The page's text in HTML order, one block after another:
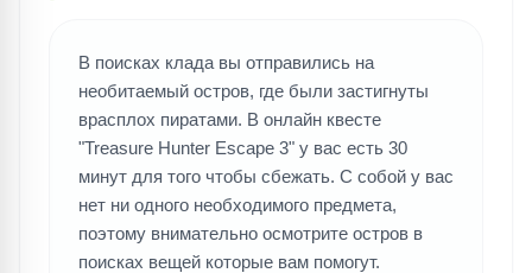
В поисках клада вы отправились на
необитаемый остров, где были застигнуты
врасплох пиратами. В онлайн квесте
"Treasure Hunter Escape 3" у вас есть 30
минут для того чтобы сбежать. С собой у вас
нет ни одного необходимого предмета,
поэтому внимательно осмотрите остров в
поисках вещей которые вам помогут.